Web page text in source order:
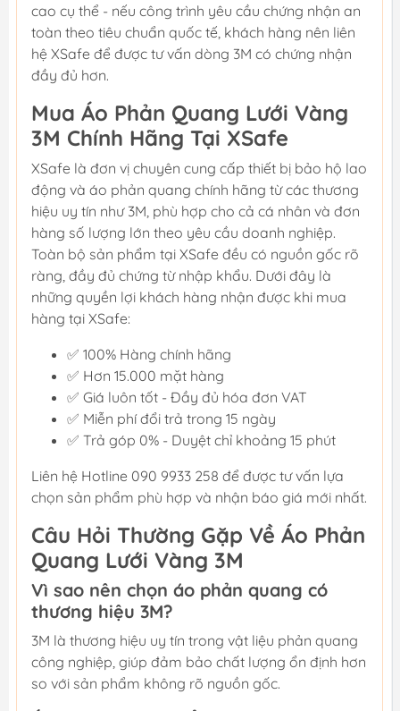
cao cụ thể - nếu công trình yêu cầu chứng nhận an
toàn theo tiêu chuẩn quốc tế, khách hàng nên liên
hệ XSafe để được tư vấn dòng 3M có chứng nhận
đầy đủ hơn.
Mua Áo Phản Quang Lưới Vàng
3M Chính Hãng Tại XSafe
XSafe là đơn vị chuyên cung cấp thiết bị bảo hộ lao
động và áo phản quang chính hãng từ các thương
hiệu uy tín như 3M, phù hợp cho cả cá nhân và đơn
hàng số lượng lớn theo yêu cầu doanh nghiệp.
Toàn bộ sản phẩm tại XSafe đều có nguồn gốc rõ
ràng, đầy đủ chứng từ nhập khẩu. Dưới đây là
những quyền lợi khách hàng nhận được khi mua
hàng tại XSafe:
✅ 100% Hàng chính hãng
✅ Hơn 15.000 mặt hàng
✅ Giá luôn tốt - Đầy đủ hóa đơn VAT
✅ Miễn phí đổi trả trong 15 ngày
✅ Trả góp 0% - Duyệt chỉ khoảng 15 phút
Liên hệ Hotline 090 9933 258 để được tư vấn lựa
chọn sản phẩm phù hợp và nhận báo giá mới nhất.
Câu Hỏi Thường Gặp Về Áo Phản
Quang Lưới Vàng 3M
Vì sao nên chọn áo phản quang có
thương hiệu 3M?
3M là thương hiệu uy tín trong vật liệu phản quang
công nghiệp, giúp đảm bảo chất lượng ổn định hơn
so với sản phẩm không rõ nguồn gốc.